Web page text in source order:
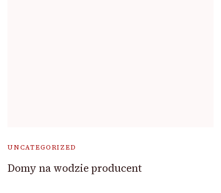
UNCATEGORIZED
Domy na wodzie producent